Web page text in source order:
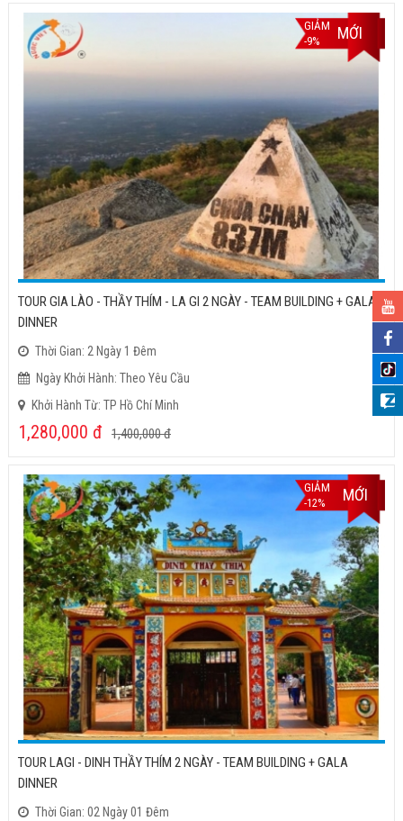
GIẢM
-9%
MỚI
TOUR GIA LÀO - THẦY THÍM - LA GI 2 NGÀY - TEAM BUILDING + GALA
DINNER
Thời Gian: 2 Ngày 1 Đêm
Ngày Khởi Hành: Theo Yêu Cầu
Khởi Hành Từ: TP Hồ Chí Minh
1,280,000 đ 1,400,000đ
GIẢM
-12%
MỚI
TOUR LAGI - DINH THẦY THÍM 2 NGÀY - TEAM BUILDING + GALA
DINNER
Thời Gian: 02 Ngày 01 Đêm